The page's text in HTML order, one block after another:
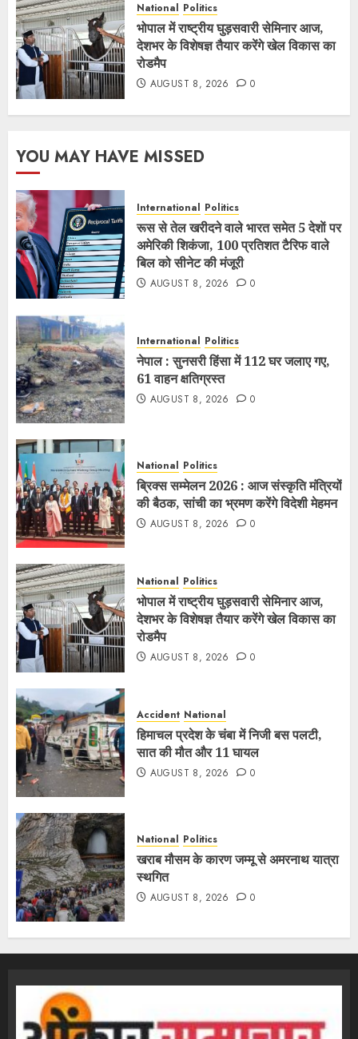
National Politics
भोपाल में राष्ट्रीय घुड़सवारी सेमिनार आज,
देशभर के विशेषज्ञ तैयार करेंगे खेल विकास का
रोडमैप
AUGUST 8, 2026 0
YOU MAY HAVE MISSED
International Politics
रूस से तेल खरीदने वाले भारत समेत 5 देशाें पर
अमेरिकी शिकंजा, 100 प्रतिशत टैरिफ वाले
बिल को सीनेट की मंजूरी
AUGUST 8, 2026 0
International Politics
नेपाल : सुनसरी हिंसा में 112 घर जलाए गए,
61 वाहन क्षतिग्रस्त
AUGUST 8, 2026 0
National Politics
ब्रिक्स सम्मेलन 2026 : आज संस्कृति मंत्रियों
की बैठक, सांची का भ्रमण करेंगे विदेशी मेहमन
AUGUST 8, 2026 0
National Politics
भोपाल में राष्ट्रीय घुड़सवारी सेमिनार आज,
देशभर के विशेषज्ञ तैयार करेंगे खेल विकास का
रोडमैप
AUGUST 8, 2026 0
Accident National
हिमाचल प्रदेश के चंबा में निजी बस पलटी,
सात की मौत और 11 घायल
AUGUST 8, 2026 0
National Politics
खराब मौसम के कारण जम्मू से अमरनाथ यात्रा
स्थगित
AUGUST 8, 2026 0